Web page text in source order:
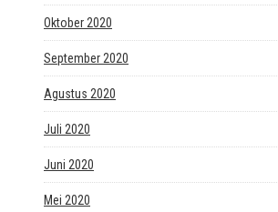
Oktober 2020
September 2020
Agustus 2020
Juli 2020
Juni 2020
Mei 2020